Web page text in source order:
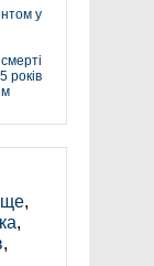
у
років
,
,
,